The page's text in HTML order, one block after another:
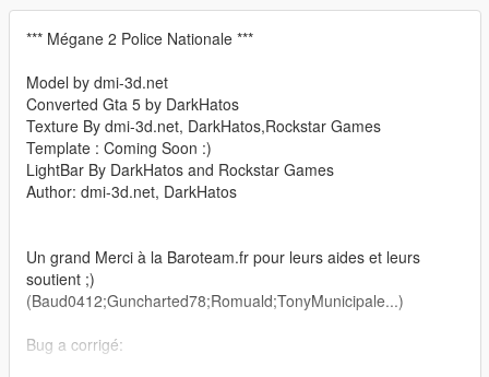
*** Mégane 2 Police Nationale ***
Model by dmi-3d.net
Converted Gta 5 by DarkHatos
Texture By dmi-3d.net, DarkHatos,Rockstar Games
Template : Coming Soon :)
LightBar By DarkHatos and Rockstar Games
Author: dmi-3d.net, DarkHatos
Un grand Merci à la Baroteam.fr pour leurs aides et leurs
soutient ;)
(Baud0412;Guncharted78;Romuald;TonyMunicipale...)
Bug a corrigé: